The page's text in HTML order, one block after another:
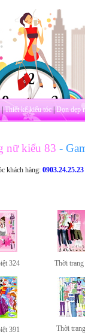
|Thiết kế kiểu tóc|Dọn dẹp
nữ kiểu 83-
khách hàng:0903.24.25.23
324 Thời
391 Thời